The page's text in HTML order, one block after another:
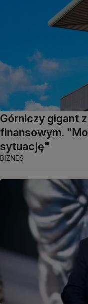
Górniczy gigant
finansowym.
sytuację"
BIZNES